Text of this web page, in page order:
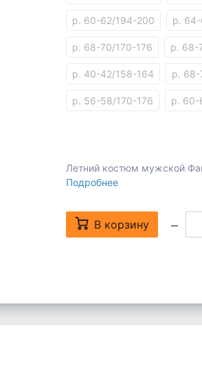
р. 60-62/194-200 р.
р. 68-70/170-176 р. 68-
р. 40-42/158-164 р.
р. 56-58/170-176 р. 60-
Летний костюм мужской
Подробнее
В корзину